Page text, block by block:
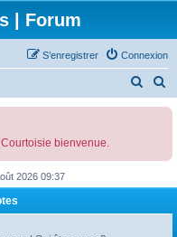
| Forum
Connexion
S’enregistrer
r
c
r
c
bienvenue.
2026 09:37